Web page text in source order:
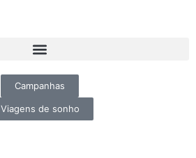
Campanhas
Viagens de sonho